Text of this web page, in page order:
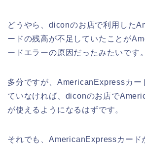
どうやら、diconのお店で利用した
ードの残高が不足していたことが
ードエラーの原因だったみたいです。
多分ですが、AmericanExpressカー
ていなければ、diconのお店で
が使えるようになるはずです。
それでも、AmericanExpressカード